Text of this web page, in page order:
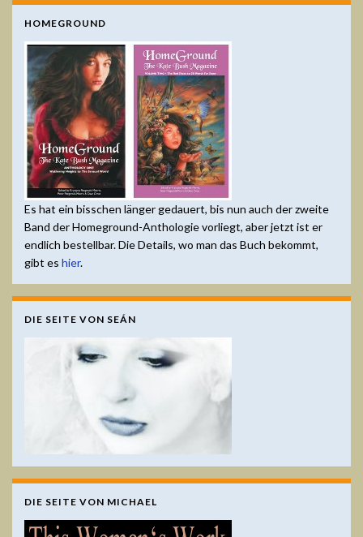
HOMEGROUND
Es hat ein bisschen länger gedauert, bis nun auch der zweite
Band der Homeground-Anthologie vorliegt, aber jetzt ist er
endlich bestellbar. Die Details, wo man das Buch bekommt,
gibt es hier.
DIE SEITE VON SEÁN
DIE SEITE VON MICHAEL